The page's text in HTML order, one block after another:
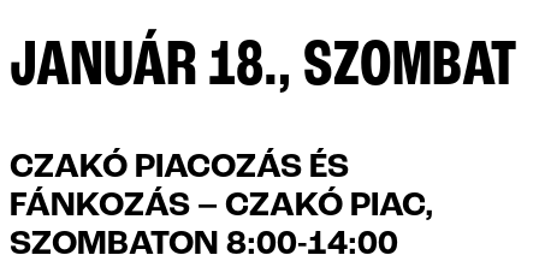
JANUÁR 18., SZOMBAT
CZAKÓ PIACOZÁS ÉS
FÁNKOZÁS – CZAKÓ PIAC,
SZOMBATON 8:00-14:00